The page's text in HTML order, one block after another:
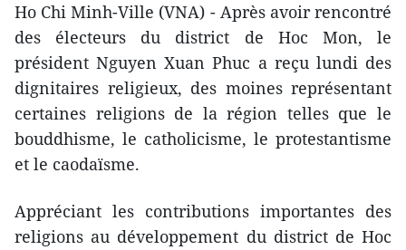
Ho Chi Minh-Ville (VNA) - Après avoir rencontré
des électeurs du district de Hoc Mon, le
président Nguyen Xuan Phuc a reçu lundi des
dignitaires religieux, des moines représentant
certaines religions de la région telles que le
bouddhisme, le catholicisme, le protestantisme
et le caodaïsme.
Appréciant les contributions importantes des
religions au développement du district de Hoc